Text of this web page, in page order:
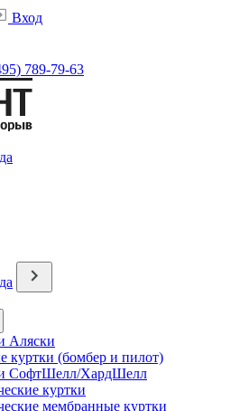
Вход
789-79-63
Аляски
куртки (бомбер и пилот)
СофтШелл/ХардШелл
куртки
мембранные куртки